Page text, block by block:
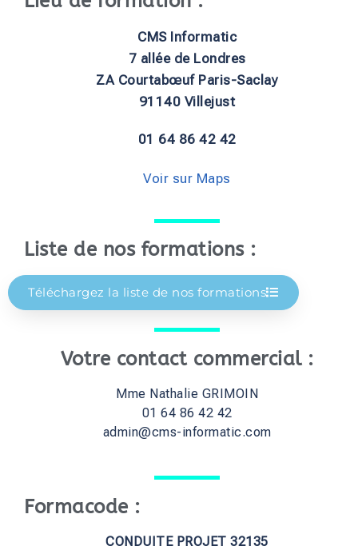
CMS Informatic
7 allée de Londres
ZA Courtabœuf Paris-Saclay
91140 Villejust
01 64 86 42 42
Voir sur Maps
Liste de nos formations :
Téléchargez la liste de nos formations
Votre contact commercial :
Mme Nathalie GRIMOIN
01 64 86 42 42
admin@cms-informatic.com
Formacode :
CONDUITE PROJET 32135